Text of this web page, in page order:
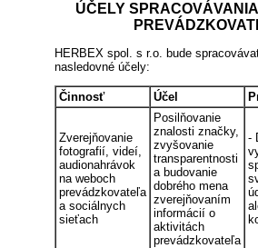
ÚČELY
HERBEX spol. s r.o. bude
nasledovné účely:
Činnosť Účel
Zverejňovanie
fotografií, videí,
audionahrávok
na weboch
prevádzkovateľa
a sociálnych
sieťach
Posilňovanie
znalosti značky,
zvyšovanie
transparentnosti
a budovanie
dobrého mena
zverejňovaním
informácií o
aktivitách
prevádzkovateľa
-